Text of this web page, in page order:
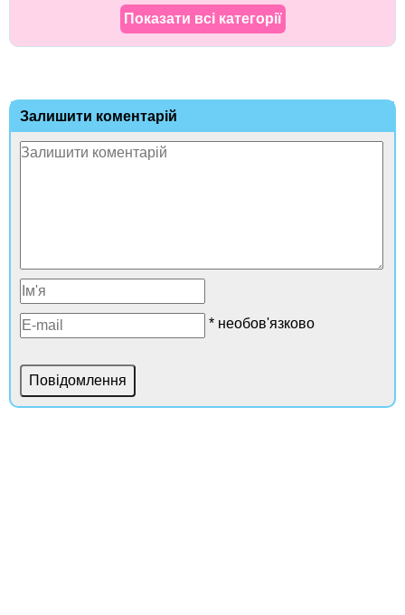
Показати всі категорії
Залишити коментарій
* необов'язково